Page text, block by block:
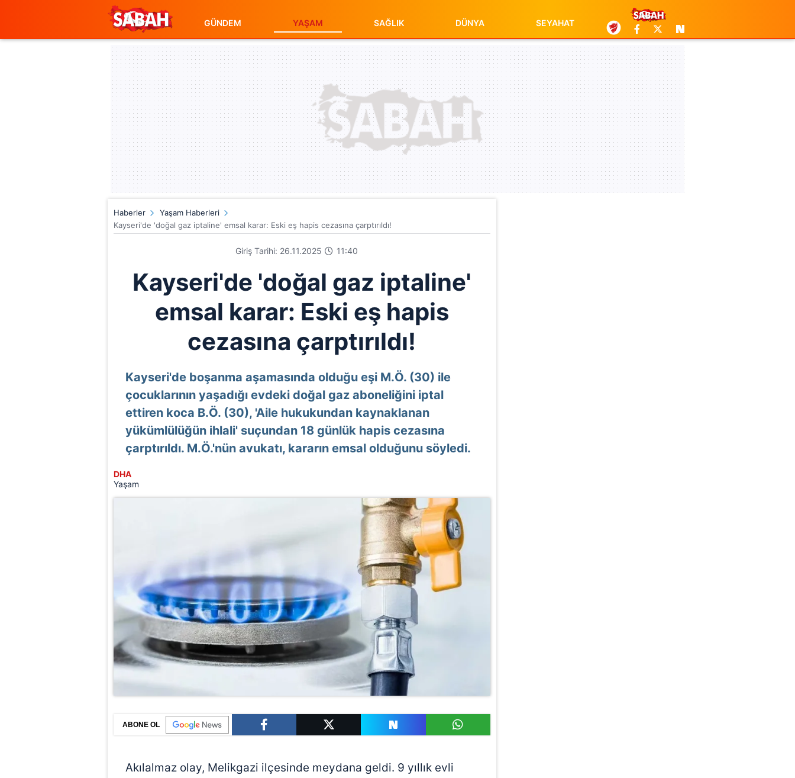
GÜNDEM YAŞAM SAĞLIK DÜNYA SEYAHAT
Haberler
Yaşam Haberleri
Kayseri'de 'doğal gaz iptaline' emsal karar: Eski eş hapis cezasına çarptırıldı!
Giriş Tarihi: 26.11.2025 11:40
Kayseri'de 'doğal gaz iptaline'
emsal karar: Eski eş hapis
cezasına çarptırıldı!
Kayseri'de boşanma aşamasında olduğu eşi M.Ö. (30) ile
çocuklarının yaşadığı evdeki doğal gaz aboneliğini iptal
ettiren koca B.Ö. (30), 'Aile hukukundan kaynaklanan
yükümlülüğün ihlali' suçundan 18 günlük hapis cezasına
çarptırıldı. M.Ö.'nün avukatı, kararın emsal olduğunu söyledi.
DHA
Yaşam
ABONE OL
Akılalmaz olay, Melikgazi ilçesinde meydana geldi. 9 yıllık evli